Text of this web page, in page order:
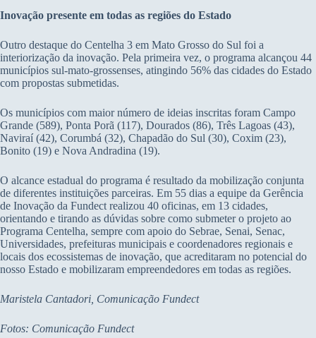
Inovação presente em todas as regiões do Estado
Outro destaque do Centelha 3 em Mato Grosso do Sul foi a
interiorização da inovação. Pela primeira vez, o programa alcançou 44
municípios sul-mato-grossenses, atingindo 56% das cidades do Estado
com propostas submetidas.
Os municípios com maior número de ideias inscritas foram Campo
Grande (589), Ponta Porã (117), Dourados (86), Três Lagoas (43),
Naviraí (42), Corumbá (32), Chapadão do Sul (30), Coxim (23),
Bonito (19) e Nova Andradina (19).
O alcance estadual do programa é resultado da mobilização conjunta
de diferentes instituições parceiras. Em 55 dias a equipe da Gerência
de Inovação da Fundect realizou 40 oficinas, em 13 cidades,
orientando e tirando as dúvidas sobre como submeter o projeto ao
Programa Centelha, sempre com apoio do Sebrae, Senai, Senac,
Universidades, prefeituras municipais e coordenadores regionais e
locais dos ecossistemas de inovação, que acreditaram no potencial do
nosso Estado e mobilizaram empreendedores em todas as regiões.
Maristela Cantadori, Comunicação Fundect
Fotos: Comunicação Fundect